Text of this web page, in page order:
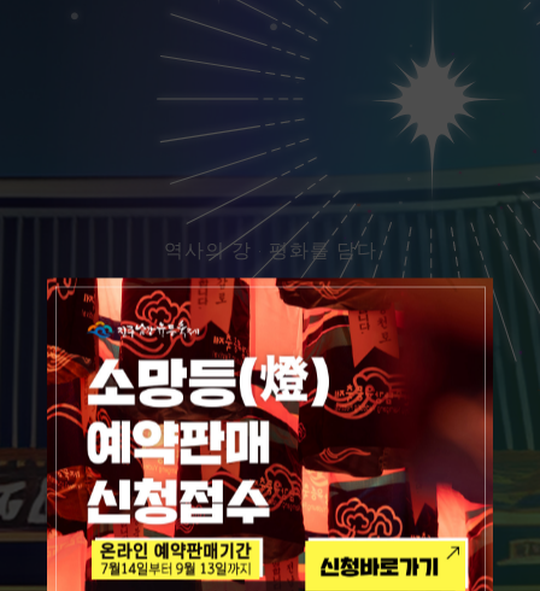
역사의 강 · 평화를 담다
P O W E R
O F
K O R E A
파워 오브 코리아
빛으로 피어나는 한국의 기상, 세계를 밝히는 희망의
등불